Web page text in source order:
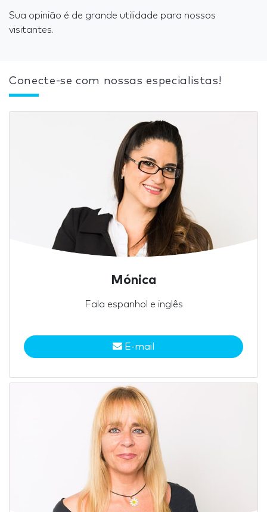
Sua opinião é de grande utilidade para nossos
visitantes.
Conecte-se com nossas especialistas!
Mónica
Fala espanhol e inglês
E-mail